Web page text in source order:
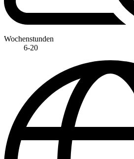
Wochenstunden
6-20